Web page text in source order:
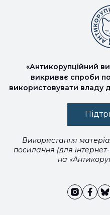
«Антикорупційний
викриває спроби
використовувати владу
Використання
посилання (для
на